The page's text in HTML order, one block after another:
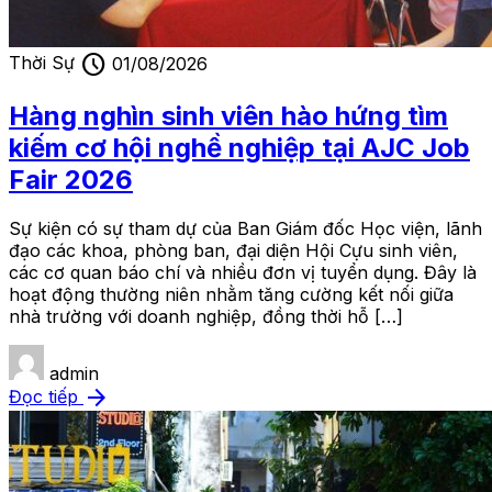
Thời Sự schedule 01/08/2026
Hàng nghìn sinh viên hào hứng tìm
kiếm cơ hội nghề nghiệp tại AJC Job
Fair 2026
Sự kiện có sự tham dự của Ban Giám đốc Học viện, lãnh
đạo các khoa, phòng ban, đại diện Hội Cựu sinh viên,
các cơ quan báo chí và nhiều đơn vị tuyển dụng. Đây là
hoạt động thường niên nhằm tăng cường kết nối giữa
nhà trường với doanh nghiệp, đồng thời hỗ […]
admin
Đọc tiếp arrow_forward